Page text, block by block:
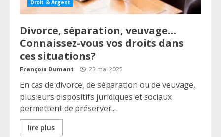
Droit & Argent
Divorce, séparation, veuvage…
Connaissez-vous vos droits dans
ces situations?
François Dumant 23 mai 2025
En cas de divorce, de séparation ou de veuvage,
plusieurs dispositifs juridiques et sociaux
permettent de préserver...
lire plus